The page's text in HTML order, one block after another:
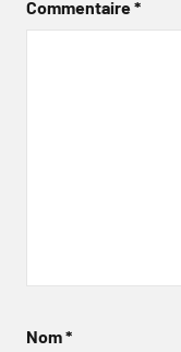
Commentaire*
Nom*